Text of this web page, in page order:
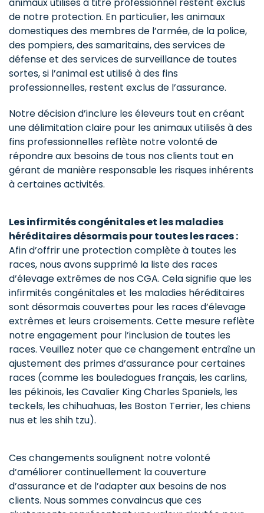
de notre protection. En particulier, les animaux
domestiques des membres de l’armée, de la police,
des pompiers, des samaritains, des services de
défense et des services de surveillance de toutes
sortes, si l’animal est utilisé à des fins
professionnelles, restent exclus de l’assurance.
Notre décision d’inclure les éleveurs tout en créant
une délimitation claire pour les animaux utilisés à des
fins professionnelles reflète notre volonté de
répondre aux besoins de tous nos clients tout en
gérant de manière responsable les risques inhérents
à certaines activités.
Les infirmités congénitales et les maladies
héréditaires désormais pour toutes les races :
Afin d’offrir une protection complète à toutes les
races, nous avons supprimé la liste des races
d’élevage extrêmes de nos CGA. Cela signifie que les
infirmités congénitales et les maladies héréditaires
sont désormais couvertes pour les races d’élevage
extrêmes et leurs croisements. Cette mesure reflète
notre engagement pour l’inclusion de toutes les
races. Veuillez noter que ce changement entraîne un
ajustement des primes d’assurance pour certaines
races (comme les bouledogues français, les carlins,
les pékinois, les Cavalier King Charles Spaniels, les
teckels, les chihuahuas, les Boston Terrier, les chiens
nus et les shih tzu).
Ces changements soulignent notre volonté
d’améliorer continuellement la couverture
d’assurance et de l’adapter aux besoins de nos
clients. Nous sommes convaincus que ces